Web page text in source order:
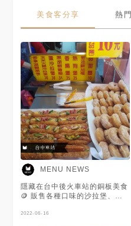
美食客分享 熱
MENU NEWS
隱藏在台中後火車站的銅板美食
🪙 販售各種口味的沙拉堡、甜
起來有嚼勁且帶有蓬鬆口感🍩
2022-06-16